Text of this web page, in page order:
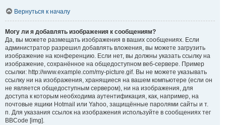
Вернуться к началу
Могу ли я добавлять изображения к сообщениям?
Да, вы можете размещать изображения в ваших сообщениях. Если
администратор разрешил добавлять вложения, вы можете загрузить
изображение на конференцию. Если нет, вы должны указать ссылку на
изображение, сохранённое на общедоступном веб-сервере. Пример
ссылки: http://www.example.com/my-picture.gif. Вы не можете указывать
ссылку ни на изображения, хранящиеся на вашем компьютере (если он
не является общедоступным сервером), ни на изображения, для
доступа к которым необходима аутентификация, как, например, на
почтовые ящики Hotmail или Yahoo, защищённые паролями сайты и т.
п. Для указания ссылок на изображения используйте в сообщениях тег
BBCode [img].